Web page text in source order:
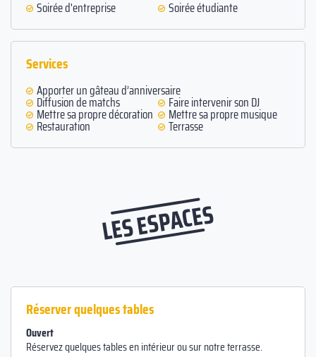
Soirée d'entreprise Soirée étudiante
Services
Apporter un gâteau d’anniversaire
Diffusion de matchs Faire intervenir son DJ
Mettre sa propre décoration Mettre sa propre musique
Restauration Terrasse
LES ESPACES
Réserver quelques tables
Ouvert
Réservez quelques tables en intérieur ou sur notre terrasse.